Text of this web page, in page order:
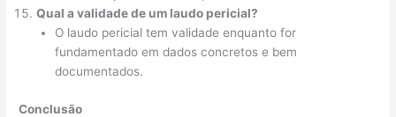
Qual a validade de um laudo pericial?
O laudo pericial tem validade enquanto for
fundamentado em dados concretos e bem
documentados.
Conclusão